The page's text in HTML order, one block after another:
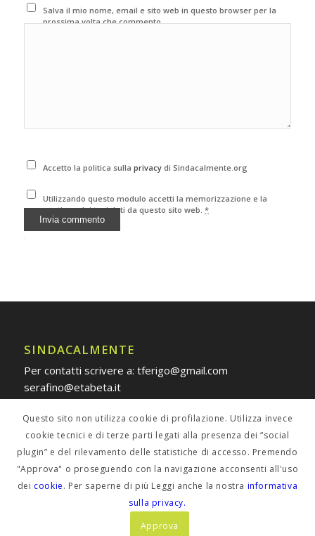
Salva il mio nome, email e sito web in questo browser per la
prossima volta che commento.
Accetto la politica sullaprivacydi Sindacalmente.org
Utilizzando questo modulo accetti la memorizzazione e la
gestione dei tuoi dati da questo sito web.*
SINDACALMENTE
Per contatti scrivere a: tferigo@gmail.com
serafino@etabeta.it
POLICY PRIVACY
Informativa estesa
Questo sito non utilizza cookie di profilazione. Utilizza invece
cookie tecnici e di terze parti legati alla presenza dei “social
plugin” e del rilevamento delle statistiche di accesso. Premendo
"Approva" o proseguendo con la navigazione acconsenti all'uso
dei cookie. Per saperne di più Leggi anche la nostra informativa
sulla privacy.
Approva